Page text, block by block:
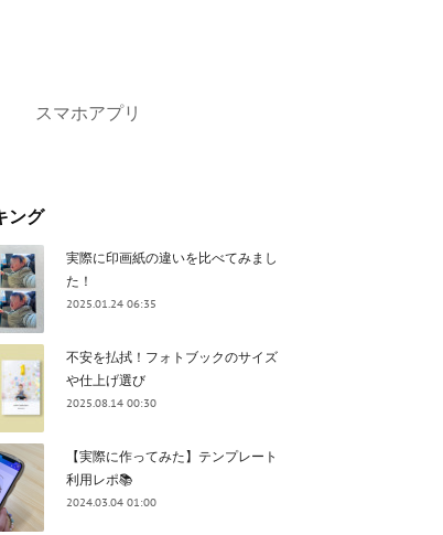
スマホアプリ
ング
実際に印画紙の違いを比べてみまし
た！
2025.01.24 06:35
不安を払拭！フォトブックのサイズ
や仕上げ選び
2025.08.14 00:30
【実際に作ってみた】テンプレート
利用レポ📚
2024.03.04 01:00